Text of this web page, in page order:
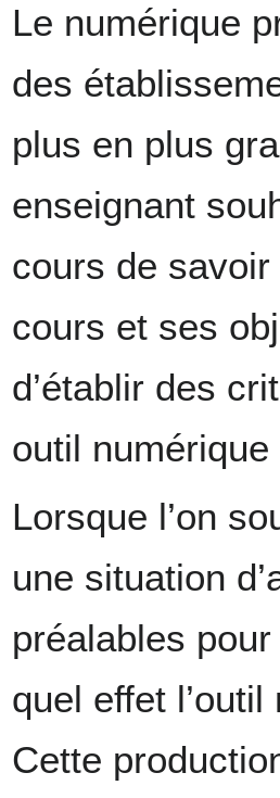
Le numérique
des
plus en plus
enseignant
cours de
cours et ses
d’établir des
outil
Lorsque l’on
une situation
préalables
quel effet
Cette